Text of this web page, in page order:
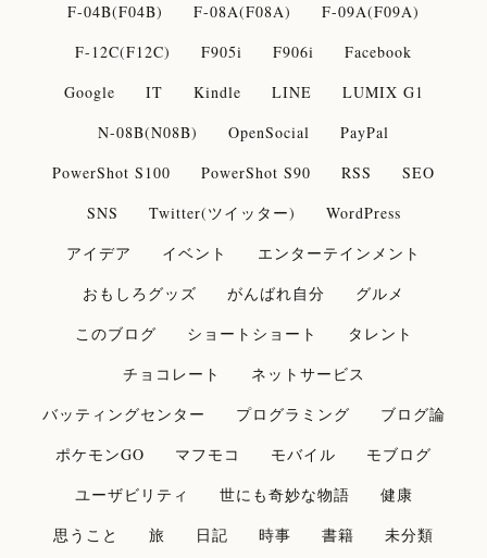
F-04B(F04B)
F-08A(F08A)
F-09A(F09A)
F-12C(F12C)
F905i F906i
Facebook
Google
IT Kindle LINE
LUMIX G1
N-08B(N08B)
OpenSocial
PayPal
PowerShot S100
PowerShot S90 RSS
SEO
SNS
Twitter(ツイッター)
WordPress
アイデア
イベント
エンターテインメント
おもしろグッズ
がんばれ自分
グルメ
このブログ
ショートショート
タレント
チョコレート
ネットサービス
バッティングセンター
プログラミング
ブログ論
ポケモンGO
マフモコ モバイル
モブログ
ユーザビリティ
世にも奇妙な物語
健康
思うこと
旅 日記 時事 書籍 未分類